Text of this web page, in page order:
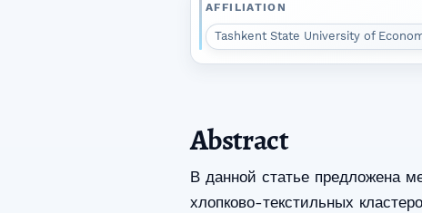
AFFILIATION
Tashkent State University of
Abstract
В данной статье предложена
хлопково-текстильных